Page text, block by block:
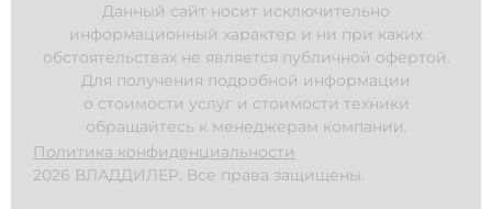
2026 ВЛАДДИЛЕР. Все права защищены.
Данный сайт носит исключительно
информационный характер и ни при каких
обстоятельствах не является публичной офертой.
Для получения подробной информации
о стоимости услуг и стоимости техники
обращайтесь к менеджерам компании.
Политика конфиденциальности